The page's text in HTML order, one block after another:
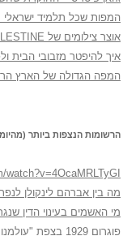
המפות שכל תלמיד ישראלי
אוצר צילומים של PALESTINE הריקה
איך להיפטר מזבובי הבית
המפה הגדולה של הארץ
הרשומות הנצפות ביותר
מה בין אברהם לינקולן
מי האשמים בעינוי הדין
פוגרום 1929 בצפת "עולמנו חרב עלינו"